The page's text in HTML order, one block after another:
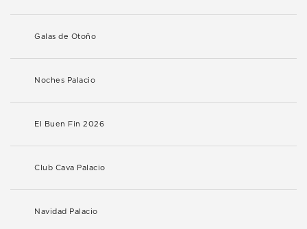
Galas de Otoño
Noches Palacio
El Buen Fin 2026
Club Cava Palacio
Navidad Palacio